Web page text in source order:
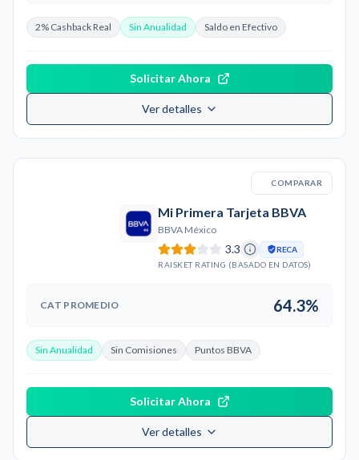
2% Cashback Real Sin Anualidad Saldo en Efectivo
Solicitar Ahora
Ver detalles
COMPARAR
Mi Primera Tarjeta BBVA
BBVA México
3.3
RECA
RAISKET RATING (BASADO EN DATOS)
CAT PROMEDIO 64.3%
Sin Anualidad Sin Comisiones Puntos BBVA
Solicitar Ahora
Ver detalles